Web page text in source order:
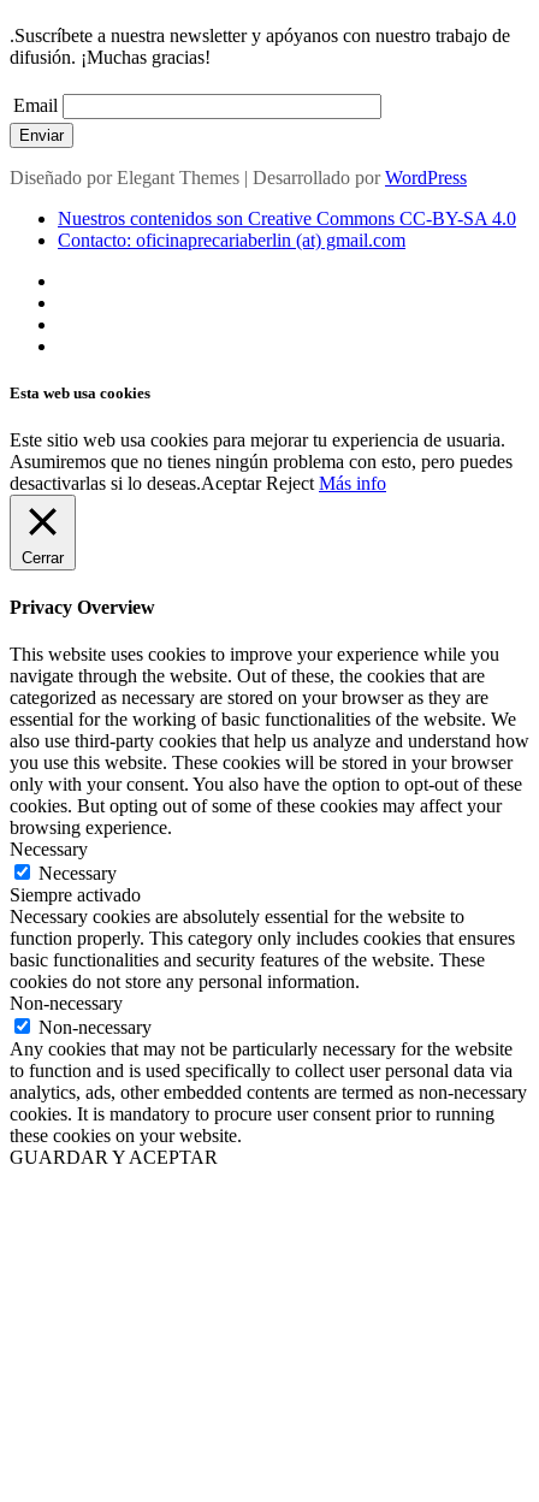
.Suscríbete a nuestra newsletter y apóyanos con nuestro trabajo de
difusión. ¡Muchas gracias!
Email
Enviar
Diseñado porElegant Themes | Desarrollado porWordPress
Nuestros contenidos son Creative Commons CC-BY-SA 4.0
Contacto: oficinaprecariaberlin (at) gmail.com
Esta web usa cookies
Este sitio web usa cookies para mejorar tu experiencia de usuaria.
Asumiremos que no tienes ningún problema con esto, pero puedes
desactivarlas si lo deseas.Aceptar Reject Más info
Cerrar
Privacy Overview
This website uses cookies to improve your experience while you
navigate through the website. Out of these, the cookies that are
categorized as necessary are stored on your browser as they are
essential for the working of basic functionalities of the website. We
also use third-party cookies that help us analyze and understand how
you use this website. These cookies will be stored in your browser
only with your consent. You also have the option to opt-out of these
cookies. But opting out of some of these cookies may affect your
browsing experience.
Necessary
Necessary
Siempre activado
Necessary cookies are absolutely essential for the website to
function properly. This category only includes cookies that ensures
basic functionalities and security features of the website. These
cookies do not store any personal information.
Non-necessary
Non-necessary
Any cookies that may not be particularly necessary for the website
to function and is used specifically to collect user personal data via
analytics, ads, other embedded contents are termed as non-necessary
cookies. It is mandatory to procure user consent prior to running
these cookies on your website.
GUARDAR Y ACEPTAR